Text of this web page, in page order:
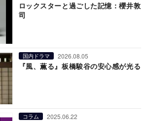
ロックスターと過ごした記憶：櫻井敦
司
国内ドラマ 2026.08.05
『風、薫る』板橋駿谷の安心感が光る
コラム 2025.06.22